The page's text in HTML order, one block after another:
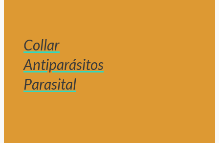
Collar
Antiparásitos
Parasital